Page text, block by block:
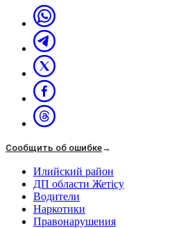
Сообщить об ошибке→
Илийский район
ДП области Жетісу
Водители
Наркотики
Правонарушения